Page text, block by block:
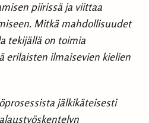
piirissä ja viittaa
Mitkä mahdollisuudet
tekijällä on toimia
erilaisten ilmaisevien kielien
jälkikäteisesti